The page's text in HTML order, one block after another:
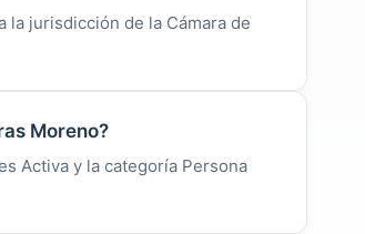
la jurisdicción de la Cámara de
Moreno?
Activa y la categoría Persona